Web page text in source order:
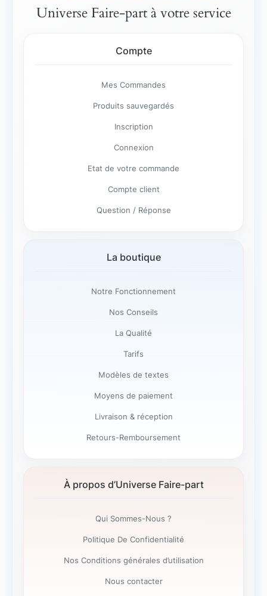
Universe Faire-part à votre service
Compte
Mes Commandes
Produits sauvegardés
Inscription
Connexion
Etat de votre commande
Compte client
Question / Réponse
La boutique
Notre Fonctionnement
Nos Conseils
La Qualité
Tarifs
Modèles de textes
Moyens de paiement
Livraison & réception
Retours-Remboursement
À propos d’Universe Faire-part
Qui Sommes-Nous ?
Politique De Confidentialité
Nos Conditions générales d’utilisation
Nous contacter